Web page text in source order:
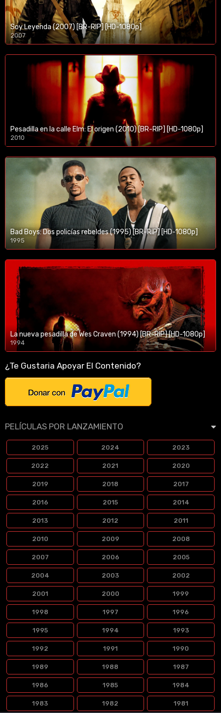
Soy Leyenda (2007) [BR-RIP] [HD-1080p]
2007
1080p/720p
Pesadilla en la calle Elm: El origen (2010) [BR-RIP] [HD-1080p]
2010
1080p/720p
Bad Boys: Dos policías rebeldes (1995) [BR-RIP] [HD-1080p]
1995
1080p/720p
La nueva pesadilla de Wes Craven (1994) [BR-RIP] [HD-1080p]
1994
1080p/720p
¿Te Gustaria Apoyar El Contenido?
PELÍCULAS POR LANZAMIENTO
2025 2024 2023
2022 2021 2020
2019 2018 2017
2016 2015 2014
2013 2012 2011
2010 2009 2008
2007 2006 2005
2004 2003 2002
2001 2000 1999
1998 1997 1996
1995 1994 1993
1992 1991 1990
1989 1988 1987
1986 1985 1984
1983 1982 1981